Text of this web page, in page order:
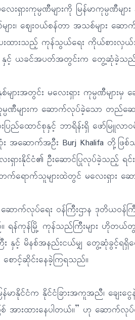
းရှားကုမ္ပဏီများကို မြန်မာကုမ္ပဏီမ
း၊ ဈေးဝယ်စန်တာ အသစ်များ ဆ
းထားသည့် ကုန်သွယ်ရေး ကိုယ်စားလှ
ား နှင့် ယခင်အပတ်အတွင်းက တွေ့ဆုံခဲ့သ
နှစ်များအတွင်း မလေးရှား ကုမ္ပဏီမ
မ္ပဏီများက ဆောက်လုပ်ခဲ့သော တည်ဆော
ားပြည်ထောင်စုနှင့် ဘာရိန်းရှိ ဖော်မ
အဆောက်အဦး Burj Khalifa တို့ဖ
ရှားနိုင်ငံ၏ ဦးဆောင်ပြုလုပ်ခဲ့သည့် ရင်
က်ရောက်သူများထဲတွင် မလေးရှား
ဆောက်လုပ်ရေး ဝန်ကြီးဌာန ဒုတိယဝ
ရန်ကုန်မြို့ ကုန်သည်ကြီးများ ဟိုတယ်တွ
း နှင့် မိနစ်အနည်းငယ်မျှ တွေ့ဆုံခွင့်
စောင့်ဆိုင်းနေခဲ့ကြရသည်။
ြန်မာနိုင်ငံက နိုင်ငံခြားအကူအညီ၊ ချေ
စ် အားထားနေပါတယ်။” ဟု ဆောက်